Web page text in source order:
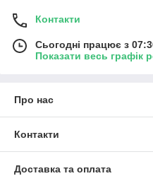
Контакти
Сьогодні працює з
Показати весь графік
Про нас
Контакти
Доставка та оплата